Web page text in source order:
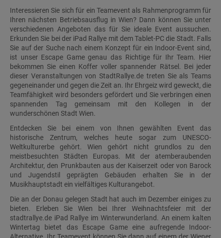
Interessieren Sie sich für ein Teamevent als Rahmenprogramm für
Ihren nächsten Betriebsausflug in Wien? Dann können Sie unter
verschiedenen Angeboten das für Sie ideale Event aussuchen.
Erkunden Sie bei der iPad Rallye mit dem Tablet-PC die Stadt. Falls
Sie auf der Suche nach einem Konzept für ein Indoor-Event sind,
ist unser Escape Game genau das Richtige für Ihr Team. Hier
bekommen Sie einen Koffer voller spannender Rätsel. Bei jeder
dieser Veranstaltungen von StadtRallye.de treten Sie als Teams
gegeneinander und gegen die Zeit an. Ihr Ehrgeiz wird geweckt, die
Teamfähigkeit wird besonders gefördert und Sie verbringen einen
spannenden Tag gemeinsam mit den Kollegen in der
wunderschönen Stadt Wien.
Entdecken Sie bei einem von Ihnen gewählten Event das
historische Zentrum, welches heute sogar zum UNESCO-
Weltkulturerbe gehört. Wien gehört nicht grundlos zu den
meistbesuchten Städten Europas. Mit der atemberaubenden
Architektur, den Prunkbauten aus der Kaiserzeit oder von Barock
und Jugendstil geprägten Gebäuden erhalten Sie in der
Musikhauptstadt ein vielfältiges Kulturangebot.
Die an der Donau gelegen Stadt hat auch im Dezember einiges zu
bieten. Erleben Sie Wien bei Ihrer Weihnachtsfeier mit der
stadtrallye.de iPad Rallye im Winterwunderland. An einem kalten
Wintertag bietet das Escape Game eine aufregende Indoor-